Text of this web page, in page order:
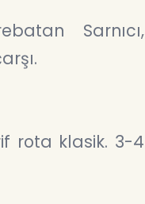
Sarnıcı,
rota klasik. 3-4